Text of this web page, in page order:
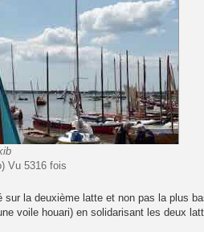
Vu 5316 fois
sur la deuxième latte et non pas la plus
voile houari) en solidarisant les deux